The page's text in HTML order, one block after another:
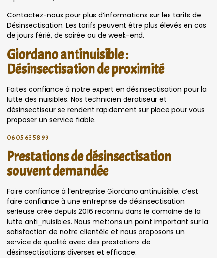
Contactez-nous pour plus d’informations sur les tarifs de
Désinsectisation. Les tarifs peuvent être plus élevés en cas
de jours férié, de soirée ou de week-end.
Giordano antinuisible :
Désinsectisation de proximité
Faites confiance à notre expert en désinsectisation pour la
lutte des nuisibles. Nos technicien dératiseur et
désinsectiseur se rendent rapidement sur place pour vous
proposer un service fiable.
06 05 63 58 99
Prestations de désinsectisation
souvent demandée
Faire confiance à l’entreprise Giordano antinuisible, c’est
faire confiance à une entreprise de désinsectisation
serieuse crée depuis 2016 reconnu dans le domaine de la
lutte anti_nuisibles. Nous mettons un point important sur la
satisfaction de notre clientèle et nous proposons un
service de qualité avec des prestations de
désinsectisations diverses et efficace.